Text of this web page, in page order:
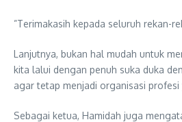
”Terimakasih kepada seluruh rekan-
Lanjutnya, bukan hal mudah untuk
kita lalui dengan penuh suka duka
agar tetap menjadi organisasi
Sebagai ketua, Hamidah juga